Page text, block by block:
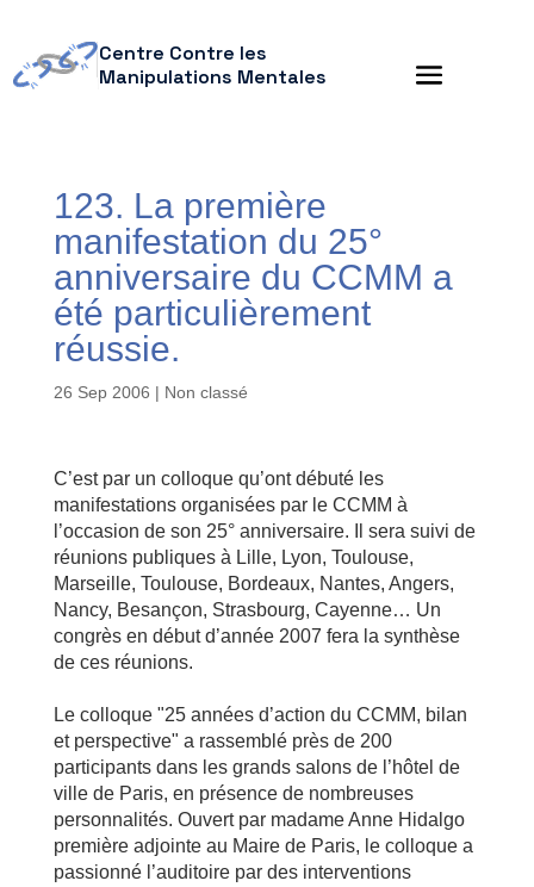
Centre Contre les
Manipulations Mentales
123. La première
manifestation du 25°
anniversaire du CCMM a
été particulièrement
réussie.
26 Sep 2006 | Non classé
C’est par un colloque qu’ont débuté les
manifestations organisées par le CCMM à
l’occasion de son 25° anniversaire. Il sera suivi de
réunions publiques à Lille, Lyon, Toulouse,
Marseille, Toulouse, Bordeaux, Nantes, Angers,
Nancy, Besançon, Strasbourg, Cayenne… Un
congrès en début d’année 2007 fera la synthèse
de ces réunions.
Le colloque "25 années d’action du CCMM, bilan
et perspective" a rassemblé près de 200
participants dans les grands salons de l’hôtel de
ville de Paris, en présence de nombreuses
personnalités. Ouvert par madame Anne Hidalgo
première adjointe au Maire de Paris, le colloque a
passionné l’auditoire par des interventions